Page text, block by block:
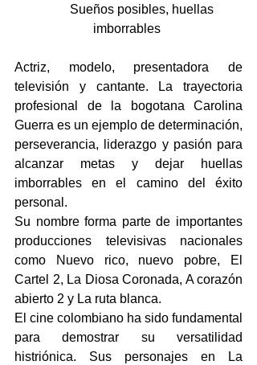
Sueños posibles, huellas
imborrables
Actriz, modelo, presentadora de
televisión y cantante. La trayectoria
profesional de la bogotana Carolina
Guerra es un ejemplo de determinación,
perseverancia, liderazgo y pasión para
alcanzar metas y dejar huellas
imborrables en el camino del éxito
personal.
Su nombre forma parte de importantes
producciones televisivas nacionales
como Nuevo rico, nuevo pobre, El
Cartel 2, La Diosa Coronada, A corazón
abierto 2 y La ruta blanca.
El cine colombiano ha sido fundamental
para demostrar su versatilidad
histriónica. Sus personajes en La